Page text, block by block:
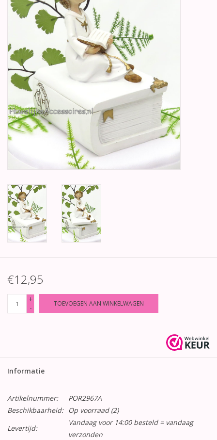
Jubileum
Geboorte, Doop en
Communie
SALE
€12,95
+
-
TOEVOEGEN AAN WINKELWAGEN
Informatie
Artikelnummer:
POR2967A
Beschikbaarheid:
Op voorraad(2)
Levertijd:
Vandaag voor 14:00 besteld = vandaag
verzonden